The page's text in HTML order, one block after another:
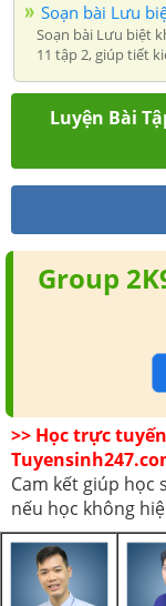
Soạn bài Lưu
Soạn bài Lưu biệt
11 tập 2, giúp tiết
Luyện Bài
Group
>> Học trực
Cam kết giúp học
nếu học không